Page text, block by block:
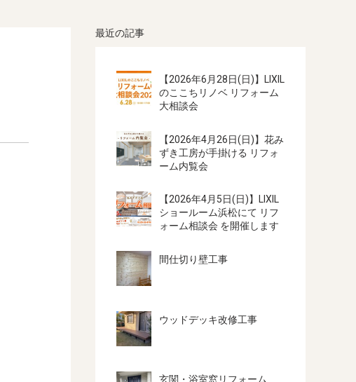
最近の記事
【2026年6月28日(日)】LIXIL
のここちリノベ リフォーム
大相談会
【2026年4月26日(日)】花み
ずき工房が手掛ける リフォ
ーム内覧会
【2026年4月5日(日)】LIXIL
ショールーム浜松にて リフ
ォーム相談会 を開催します
間仕切り壁工事
ウッドデッキ改修工事
玄関・浴室窓リフォーム